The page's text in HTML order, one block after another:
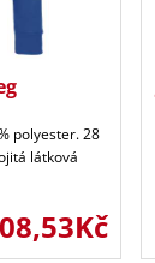
polyester. 28
látková